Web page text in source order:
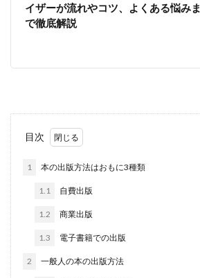
イザーが流れやコツ、よくある悩みま
で徹底解説
目次
1 本の出版方法はおもに3種類
1.1 自費出版
1.2 商業出版
1.3 電子書籍での出版
2 一般人の本の出版方法